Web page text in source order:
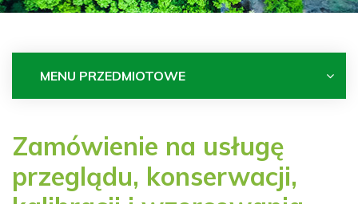
MENU PRZEDMIOTOWE
Zamówienie na usługę
przeglądu, konserwacji,